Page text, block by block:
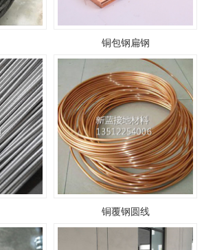
铜包钢扁钢
铜覆钢圆线